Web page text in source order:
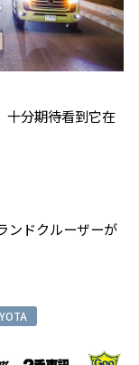
十分期待看到它在
ンドクルーザーが